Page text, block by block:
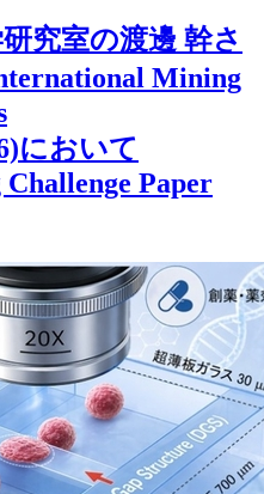
究室の渡邊 幹さ
Mining
において
Paper